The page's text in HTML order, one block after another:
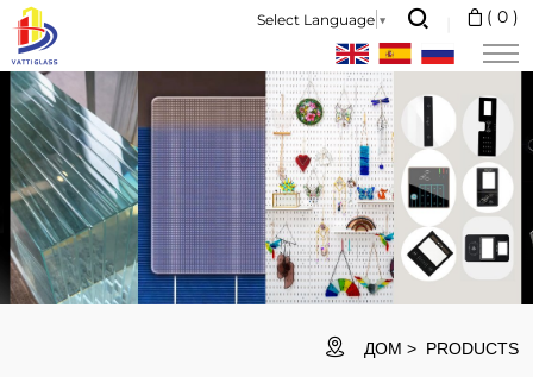
Select Language ▼ ( 0 )
Продукты
ДОМ PRODUCTS